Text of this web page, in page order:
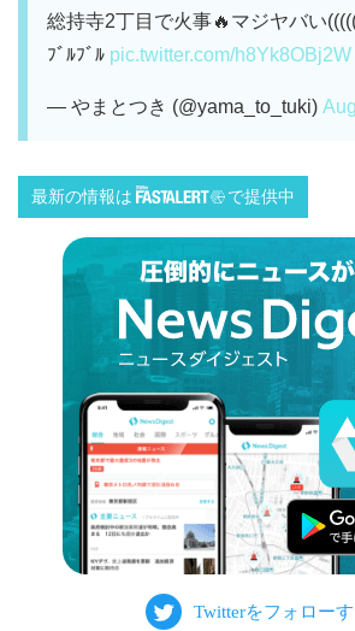
総持寺2丁目で火事🔥マジヤバい
ﾌﾞﾙﾌﾞﾙ pic.twitter.com/h8Yk8OBj2W
— やまとつき (@yama_to_tuki)
最新の情報は で提供中